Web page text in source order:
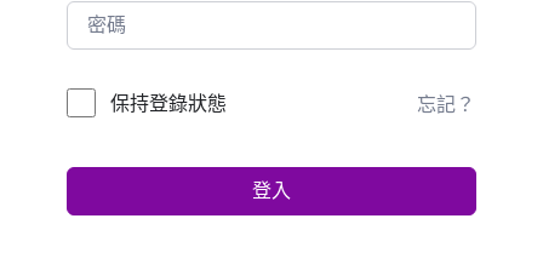
保持登錄狀態 忘記？
登入